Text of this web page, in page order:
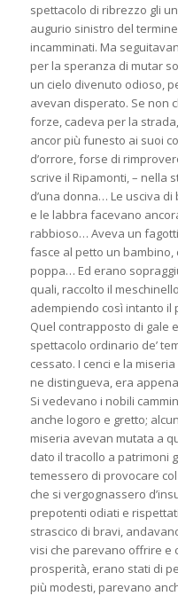
spettacolo di ribrezzo gli
augurio sinistro del
incamminati. Ma
per la speranza di mutar
un cielo divenuto odioso,
avevan disperato. Se non
forze, cadeva per la
ancor più funesto ai suoi
d’orrore, forse di
scrive il Ripamonti, – nella
d’una donna… Le usciva di
e le labbra facevano
rabbioso… Aveva un
fasce al petto un
poppa… Ed erano
quali, raccolto il
adempiendo così intanto il
Quel contrapposto di gale
spettacolo ordinario de’
cessato. I cenci e la
ne distingueva, era
Si vedevano i nobili
anche logoro e gretto;
miseria avevan mutata a
dato il tracollo a patrimoni
temessero di provocare
che si vergognassero
prepotenti odiati e
strascico di bravi,
visi che parevano offrire e
prosperità, erano stati di
più modesti, parevano